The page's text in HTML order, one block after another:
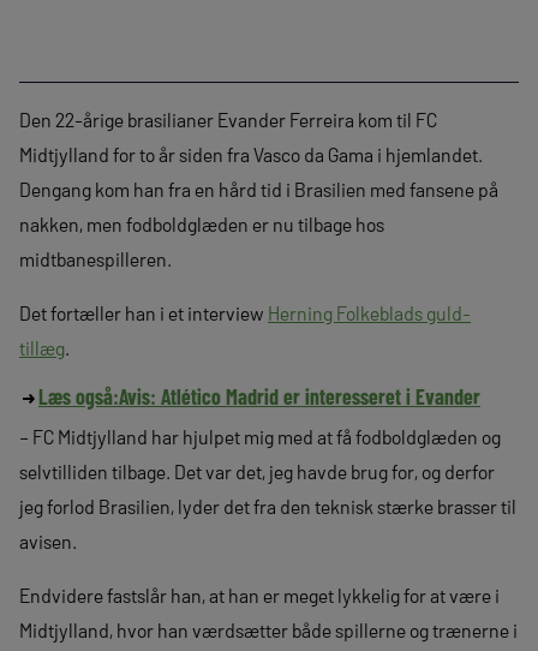
Den 22-årige brasilianer Evander Ferreira kom til FC
Midtjylland for to år siden fra Vasco da Gama i hjemlandet.
Dengang kom han fra en hård tid i Brasilien med fansene på
nakken, men fodboldglæden er nu tilbage hos
midtbanespilleren.
Det fortæller han i et interview Herning Folkeblads guld-
tillæg.
Læs også:Avis: Atlético Madrid er interesseret i Evander
– FC Midtjylland har hjulpet mig med at få fodboldglæden og
selvtilliden tilbage. Det var det, jeg havde brug for, og derfor
jeg forlod Brasilien, lyder det fra den teknisk stærke brasser til
avisen.
Endvidere fastslår han, at han er meget lykkelig for at være i
Midtjylland, hvor han værdsætter både spillerne og trænerne i